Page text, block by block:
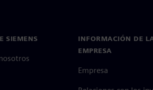
SIEMENS
INFORMACIÓN DE
EMPRESA
Empresa